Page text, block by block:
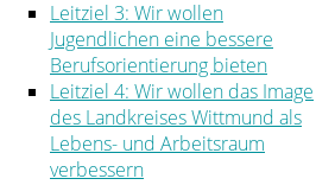
Leitziel 3: Wir wollen
Jugendlichen eine bessere
Berufsorientierung bieten
Leitziel 4: Wir wollen das Image
des Landkreises Wittmund als
Lebens- und Arbeitsraum
verbessern